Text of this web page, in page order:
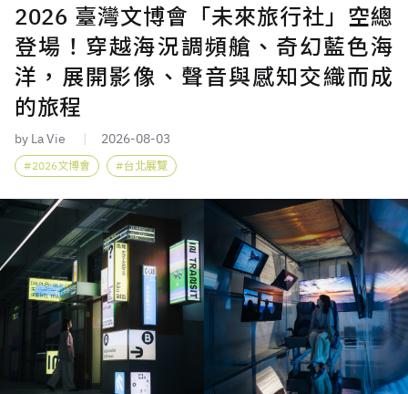
2026 臺灣文博會「未來旅行社」空總
登場！穿越海況調頻艙、奇幻藍色海
洋，展開影像、聲音與感知交織而成
的旅程
by La Vie 2026-08-03
2026文博會 台北展覽